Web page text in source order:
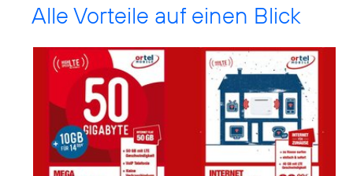
Alle Vorteile auf einen Blick